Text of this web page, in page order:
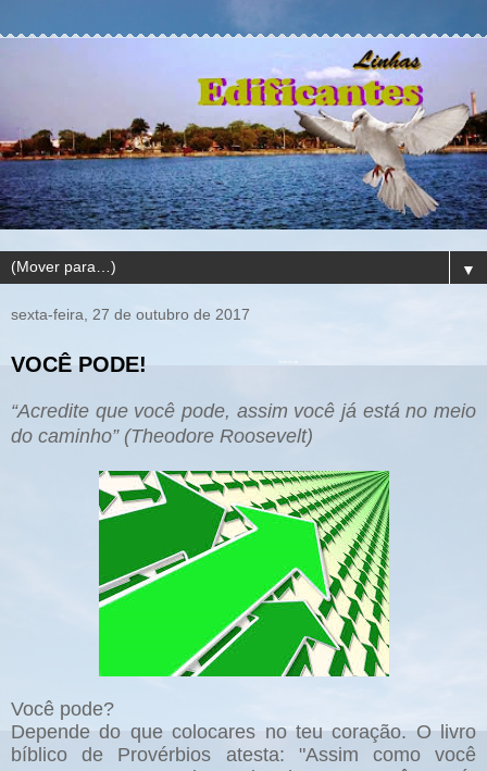
▼
sexta-feira, 27 de outubro de 2017
VOCÊ PODE!
“Acredite que você pode, assim você já está no meio
do caminho” (Theodore Roosevelt)
Você pode?
Depende do que colocares no teu coração. O livro
bíblico de Provérbios atesta: "Assim como você